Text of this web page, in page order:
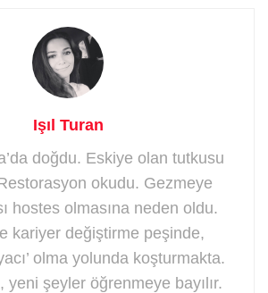
Işıl Turan
doğdu. Eskiye olan tutkusu
okudu. Gezmeye
hostes olmasına neden oldu.
kariyer değiştirme peşinde,
olma yolunda koşturmakta.
yeni şeyler öğrenmeye bayılır.